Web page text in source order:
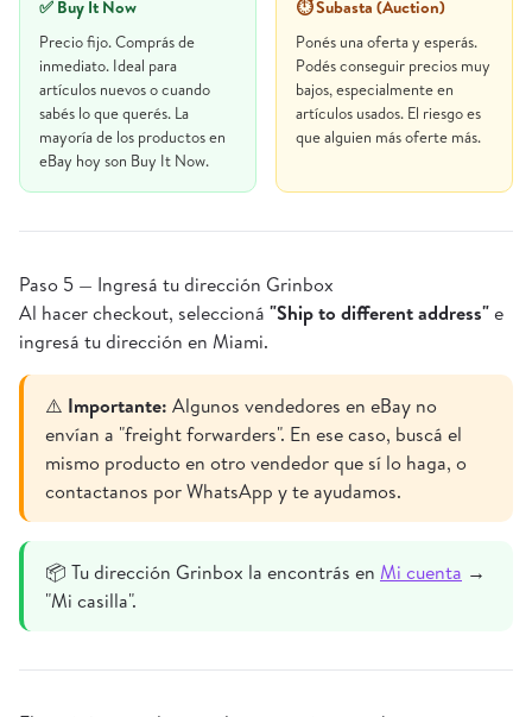
✅ Buy It Now
Precio fijo. Comprás de
inmediato. Ideal para
artículos nuevos o cuando
sabés lo que querés. La
mayoría de los productos en
eBay hoy son Buy It Now.
⏱ Subasta (Auction)
Ponés una oferta y esperás.
Podés conseguir precios muy
bajos, especialmente en
artículos usados. El riesgo es
que alguien más oferte más.
Paso 5 — Ingresá tu dirección Grinbox
Al hacer checkout, seleccioná "Ship to different address"e
ingresá tu dirección en Miami.
⚠️ Importante: Algunos vendedores en eBay no
envían a "freight forwarders". En ese caso, buscá el
mismo producto en otro vendedor que sí lo haga, o
contactanos por WhatsApp y te ayudamos.
📦 Tu dirección Grinbox la encontrás en Mi cuenta →
"Mi casilla".